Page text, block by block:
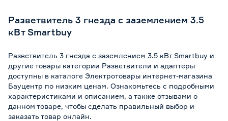
Разветвитель 3 гнезда с заземлением 3.5
кВт Smartbuy
Разветвитель 3 гнезда с заземлением 3.5 кВт Smartbuy и
другие товары категории Разветвители и адаптеры
доступны в каталоге Электротовары интернет-магазина
Бауцентр по низким ценам. Ознакомьтесь с подробными
характеристиками и описанием, а также отзывами о
данном товаре, чтобы сделать правильный выбор и
заказать товар онлайн.